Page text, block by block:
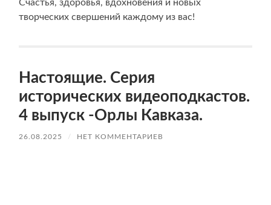
Счастья, здоровья, вдохновения и новых
творческих свершений каждому из вас!
Настоящие. Серия
исторических видеоподкастов.
4 выпуск -Орлы Кавказа.
26.08.2025 / НЕТ КОММЕНТАРИЕВ